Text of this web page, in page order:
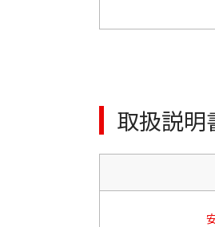
取扱説明